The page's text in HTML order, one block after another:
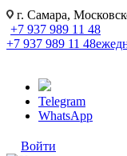
г. Самара,
+7 937 989 11 48
+7 937 989 11 48
Telegram
WhatsApp
Войти